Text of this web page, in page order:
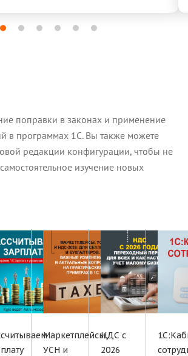
поправки в законах и применение
в программах 1С. Вы также можете
редакции конфигурации, чтобы не
изучение новых
Маркетплейсы,
УСН и
НДС с
2026